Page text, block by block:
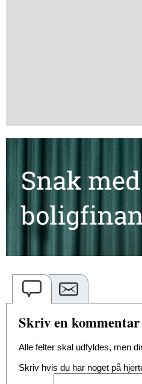
Skriv en kommentar
Alle felter skal udfyldes, men
Skriv hvis du har noget på